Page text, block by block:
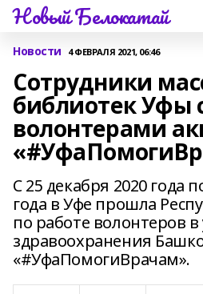
Новый Белокатай
Новости 4 ФЕВРАЛЯ 2021, 06:46
Сотрудники
библиотек Уфы
волонтерами
С 25 декабря 2020 года
года в Уфе прошла
по работе волонтеров
здравоохранения
«#УфаПомогиВрачам».